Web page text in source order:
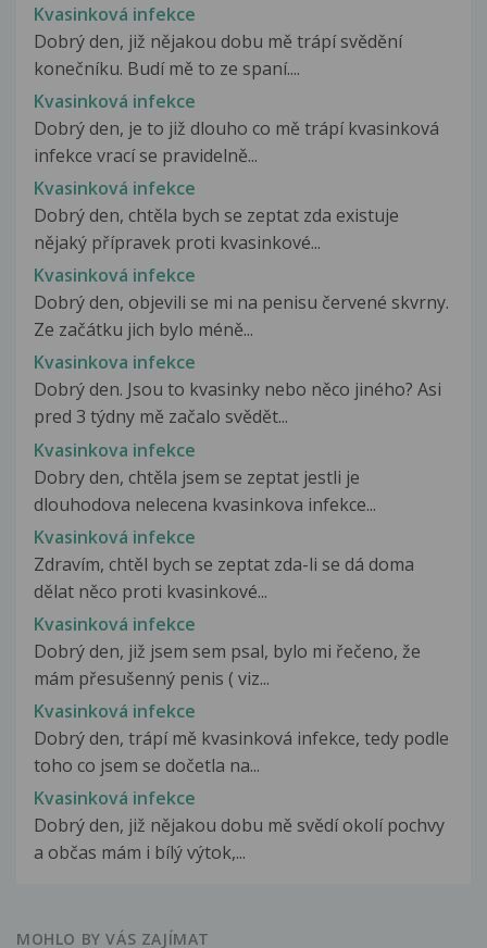
Kvasinková infekce
Dobrý den, již nějakou dobu mě trápí svědění
konečníku. Budí mě to ze spaní....
Kvasinková infekce
Dobrý den, je to již dlouho co mě trápí kvasinková
infekce vrací se pravidelně...
Kvasinková infekce
Dobrý den, chtěla bych se zeptat zda existuje
nějaký přípravek proti kvasinkové...
Kvasinková infekce
Dobrý den, objevili se mi na penisu červené skvrny.
Ze začátku jich bylo méně...
Kvasinkova infekce
Dobrý den. Jsou to kvasinky nebo něco jiného? Asi
pred 3 týdny mě začalo svědět...
Kvasinkova infekce
Dobry den, chtěla jsem se zeptat jestli je
dlouhodova nelecena kvasinkova infekce...
Kvasinková infekce
Zdravím, chtěl bych se zeptat zda-li se dá doma
dělat něco proti kvasinkové...
Kvasinková infekce
Dobrý den, již jsem sem psal, bylo mi řečeno, že
mám přesušenný penis ( viz...
Kvasinková infekce
Dobrý den, trápí mě kvasinková infekce, tedy podle
toho co jsem se dočetla na...
Kvasinková infekce
Dobrý den, již nějakou dobu mě svědí okolí pochvy
a občas mám i bílý výtok,...
MOHLO BY VÁS ZAJÍMAT